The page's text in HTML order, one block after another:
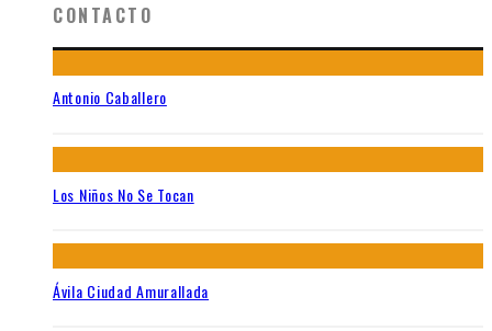
CONTACTO
Antonio Caballero
Los Niños No Se Tocan
Ávila Ciudad Amurallada